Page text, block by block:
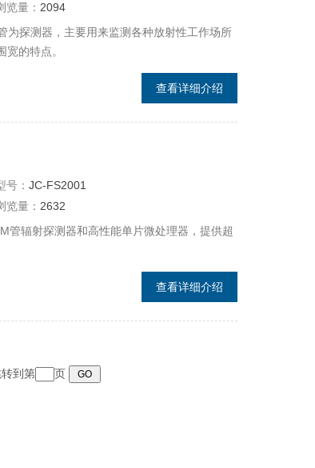
览量： 2094
为探测器，主要用来监测各种放射性工作场所
的特点。
查看详细介绍
号： JC-FS2001
览量： 2632
管辐射探测器和高性能单片微处理器，提供超
查看详细介绍
到第 页